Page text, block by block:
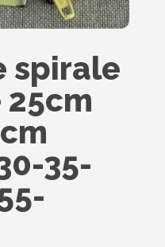
spirale
35-